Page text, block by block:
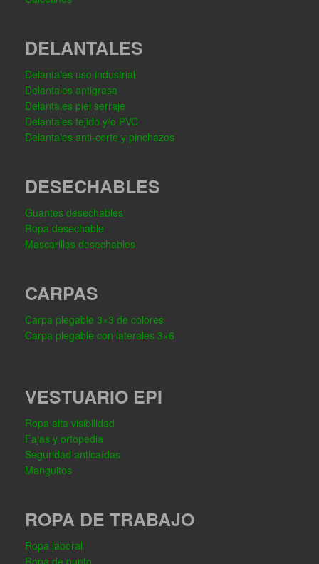
DELANTALES
Delantales uso industrial
Delantales antigrasa
Delantales piel serraje
Delantales tejido y/o PVC
Delantales anti-corte y pinchazos
DESECHABLES
Guantes desechables
Ropa desechable
Mascarillas desechables
CARPAS
Carpa plegable 3×3 de colores
Carpa plegable con laterales 3×6
VESTUARIO EPI
Ropa alta visibilidad
Fajas y ortopedia
Seguridad anticaídas
Manguitos
ROPA DE TRABAJO
Ropa laboral